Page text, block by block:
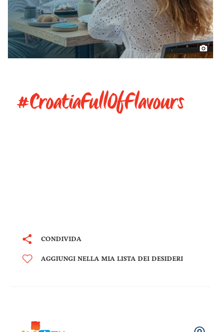
#CroatiaFullOfFlavours
CONDIVIDA
AGGIUNGI NELLA MIA LISTA DEI DESIDERI